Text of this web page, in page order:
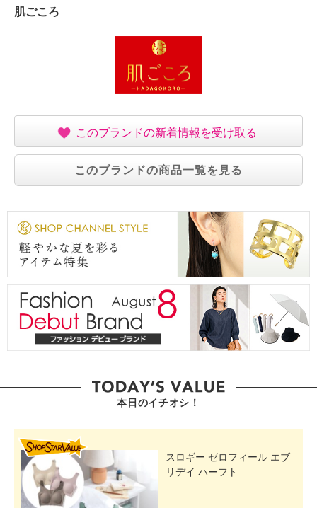
肌ごころ
このブランドの新着情報を受け取る
このブランドの商品一覧を見る
本日のイチオシ！
スロギー ゼロフィール エブ
リデイ ハーフト...